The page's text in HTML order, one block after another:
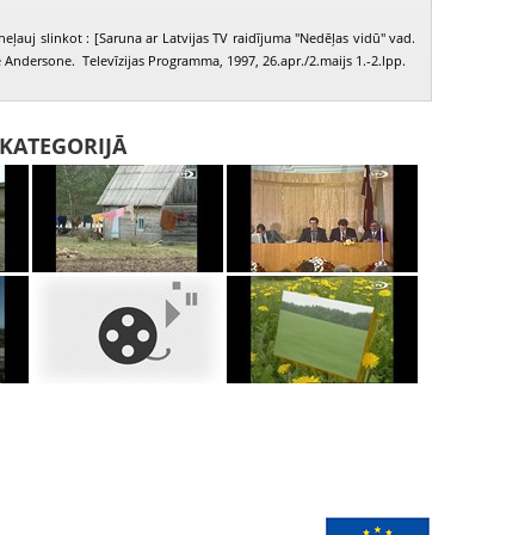
slinkot : [Saruna ar Latvijas TV raidījuma "Nedēļas vidū" vad.
Televīzijas Programma, 1997, 26.apr./2.maijs 1.-2.lpp.